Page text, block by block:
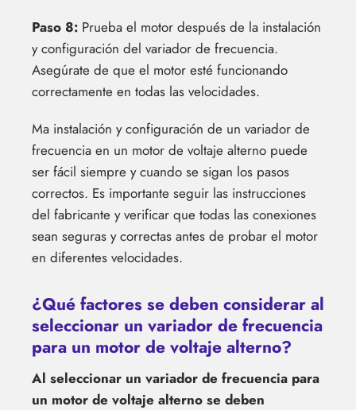
Paso 8: Prueba el motor después de la instalación
y configuración del variador de frecuencia.
Asegúrate de que el motor esté funcionando
correctamente en todas las velocidades.
Ma instalación y configuración de un variador de
frecuencia en un motor de voltaje alterno puede
ser fácil siempre y cuando se sigan los pasos
correctos. Es importante seguir las instrucciones
del fabricante y verificar que todas las conexiones
sean seguras y correctas antes de probar el motor
en diferentes velocidades.
¿Qué factores se deben considerar al
seleccionar un variador de frecuencia
para un motor de voltaje alterno?
Al seleccionar un variador de frecuencia para
un motor de voltaje alterno se deben